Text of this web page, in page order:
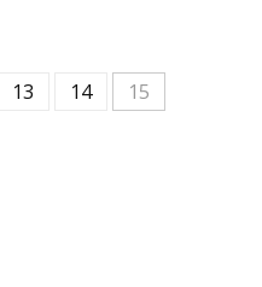
13 14 15